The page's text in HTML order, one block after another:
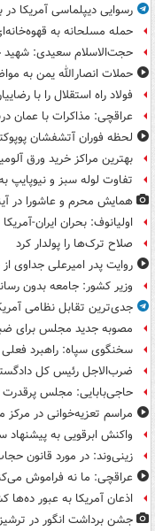
رسوایی دیپلماسی آمریکا در
حمله مسلحانه به قهوه‌خانه‌ای در
حجت‌الاسلام سعیدی: شهید
حملات انصارالله یمن به
فولاد راه استقلال را با
عراقچی: مذاکرات با عمان
لحظه فوران آتشفشان
بهترین مراکز خرید ورق
تفاوت لوله سبز و نیوپایپ
همایش محرم و عاشورا در
اولیانوف: بحران ایران-
صلاح ترک‌ها را پولدار کرد
روایت پدر امیرعلی جداوی
وزیر کشور: جامعه بدون
جدی‌ترین تقابل نظامی
مصوبه جدید مجلس برای ضبط
سخنگوی سپاه: راهبرد
ضرب‌الاجل رئیس کل
حاجی‌بابایی: مجلس
مراسم تعزیه‌خوانی در
واکنش ابرقویی به پیشنهاد
زینی‌وند: در مورد قانون
عراقچی: ما نه فراموش
اذعان آمریکا به عبور ده‌ها
جشن برداشت انگور در ترشیز